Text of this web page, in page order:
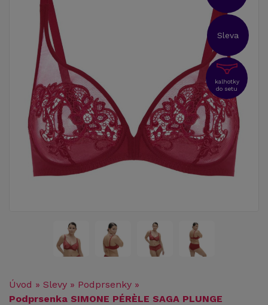
Sleva
kalhotky
do setu
Úvod » Slevy » Podprsenky »
Podprsenka SIMONE PÉRÈLE SAGA PLUNGE